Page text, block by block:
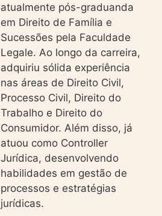
atualmente pós-graduanda
em Direito de Família e
Sucessões pela Faculdade
Legale. Ao longo da carreira,
adquiriu sólida experiência
nas áreas de Direito Civil,
Processo Civil, Direito do
Trabalho e Direito do
Consumidor. Além disso, já
atuou como Controller
Jurídica, desenvolvendo
habilidades em gestão de
processos e estratégias
jurídicas.